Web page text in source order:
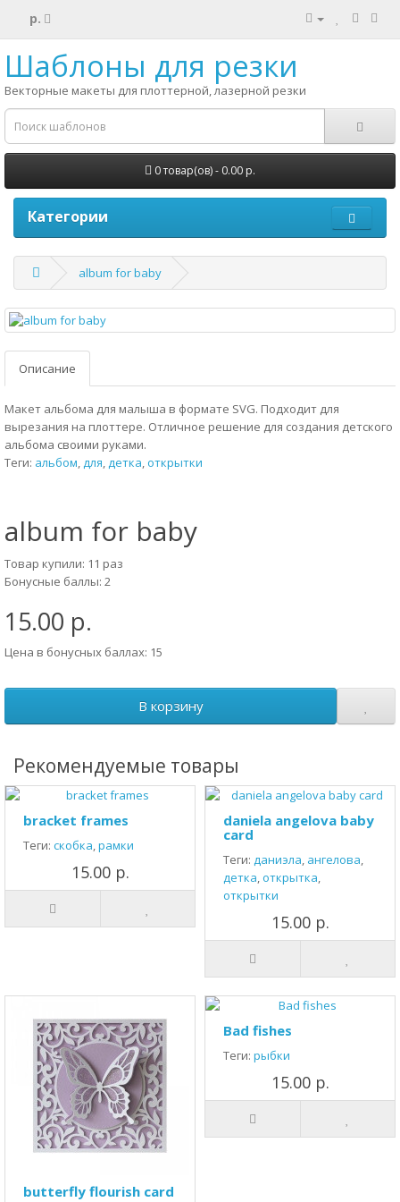
р.
Шаблоны для резки
Векторные макеты для плоттерной, лазерной резки
0 товар(ов) - 0.00 р.
Категории
album for baby
Описание
Макет альбома для малыша в формате SVG. Подходит для
вырезания на плоттере. Отличное решение для создания детского
альбома своими руками.
Теги: альбом,для,детка,открытки
album for baby
Товар купили: 11 раз
Бонусные баллы: 2
15.00 р.
Цена в бонусных баллах: 15
В корзину
Рекомендуемые товары
bracket frames
Теги: скобка,рамки
15.00 р.
daniela angelova baby
card
Теги: даниэла, ангелова,
детка,открытка,
открытки
15.00 р.
butterfly flourish card
Bad fishes
Теги: рыбки
15.00 р.